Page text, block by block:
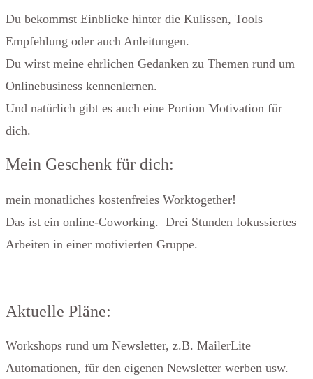
Du bekommst Einblicke hinter die Kulissen, Tools
Empfehlung oder auch Anleitungen.
Du wirst meine ehrlichen Gedanken zu Themen rund um
Onlinebusiness kennenlernen.
Und natürlich gibt es auch eine Portion Motivation für
dich.
Mein Geschenk für dich:
mein monatliches kostenfreies Worktogether!
Das ist ein online-Coworking. Drei Stunden fokussiertes
Arbeiten in einer motivierten Gruppe.
Aktuelle Pläne:
Workshops rund um Newsletter, z.B. MailerLite
Automationen, für den eigenen Newsletter werben usw.